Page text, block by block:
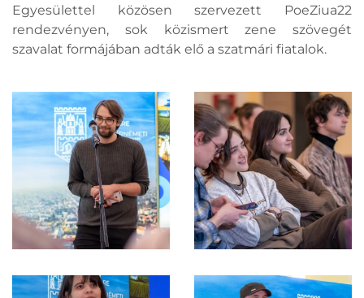
Egyesülettel közösen szervezett PoeZiua22
rendezvényen, sok közismert zene szövegét
szavalat formájában adták elő a szatmári fiatalok.